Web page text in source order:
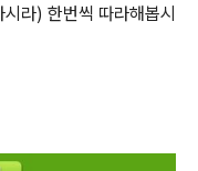
라) 한번씩 따라해봅시